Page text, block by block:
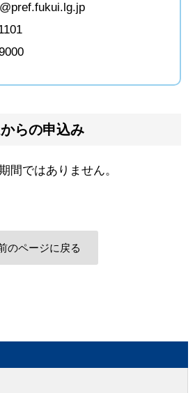
らの申込み
間ではありません。
のページに戻る